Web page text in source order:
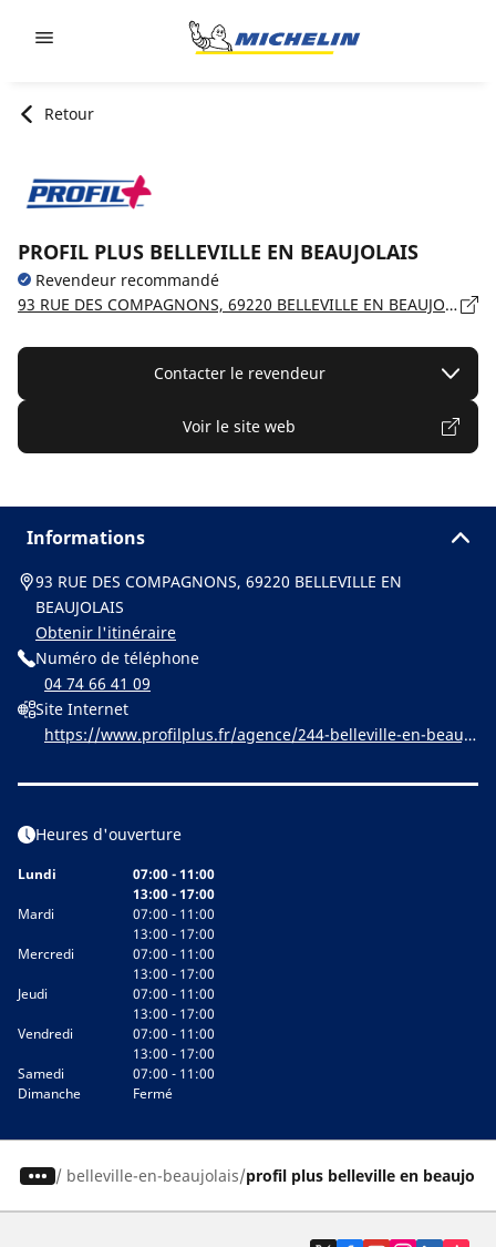
Retour
PROFIL PLUS BELLEVILLE EN BEAUJOLAIS
Revendeur recommandé
93 RUE DES COMPAGNONS, 69220 BELLEVILLE EN BEAUJOLAIS
Contacter le revendeur
Voir le site web
Informations
93 RUE DES COMPAGNONS, 69220 BELLEVILLE EN
BEAUJOLAIS
Obtenir l'itinéraire
Numéro de téléphone
04 74 66 41 09
Site Internet
https://www.profilplus.fr/agence/244-belleville-en-beaujo
Heures d'ouverture
Lundi
07:00 - 11:00
13:00 - 17:00
Mardi
07:00 - 11:00
13:00 - 17:00
Mercredi
07:00 - 11:00
13:00 - 17:00
Jeudi
07:00 - 11:00
13:00 - 17:00
Vendredi
07:00 - 11:00
13:00 - 17:00
Samedi
07:00 - 11:00
Dimanche
Fermé
/ belleville-en-beaujolais profil plus belleville en